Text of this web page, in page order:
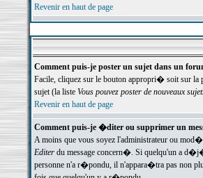
Revenir en haut de page
Comment puis-je poster un sujet dans un
Facile, cliquez sur le bouton appropri� soit sur la
sujet (la liste Vous pouvez poster de nouveaux
Revenir en haut de page
Comment puis-je �diter ou supprimer un
A moins que vous soyez l'administrateur ou
Editerdu message concern�. Si quelqu'un a
personne n'a r�pondu, il n'appara�tra pas non